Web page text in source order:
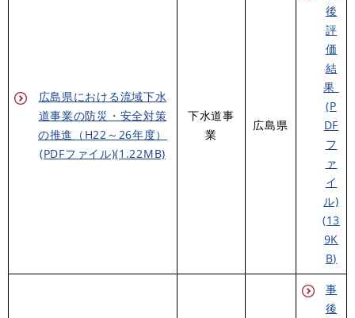
広島県における流域下水
道事業の防災・安全対策
の推進（H22～26年度）
(PDFファイル)(1.22MB)
下水道事
業
広島県
後
評
価
結
果
(P
DF
フ
ァ
イ
ル)
(13
9K
B)
事
後